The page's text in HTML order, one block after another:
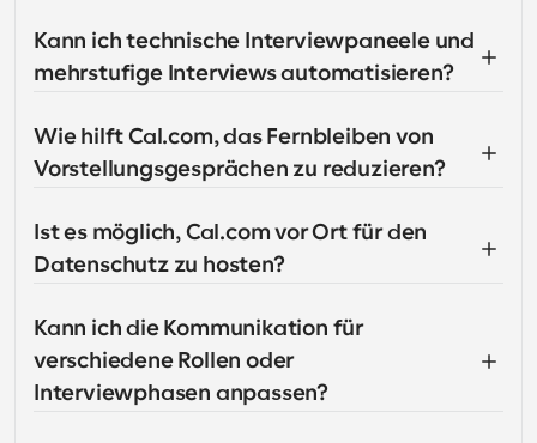
Kann ich technische Interviewpaneele und
mehrstufige Interviews automatisieren?
Wie hilft Cal.com, das Fernbleiben von
Vorstellungsgesprächen zu reduzieren?
Ist es möglich, Cal.com vor Ort für den
Datenschutz zu hosten?
Kann ich die Kommunikation für
verschiedene Rollen oder
Interviewphasen anpassen?